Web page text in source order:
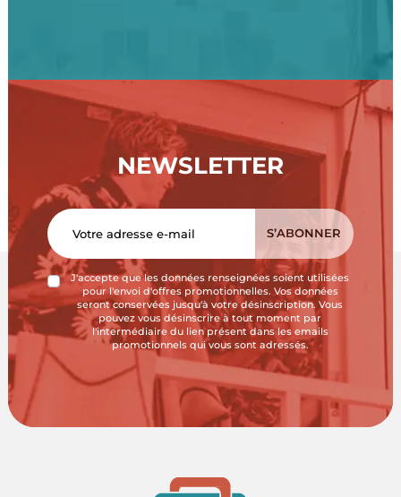
NEWSLETTER
J'accepte que les données renseignées soient utilisées
pour l'envoi d'offres promotionnelles. Vos données
seront conservées jusqu'à votre désinscription. Vous
pouvez vous désinscrire à tout moment par
l'intermédiaire du lien présent dans les emails
promotionnels qui vous sont adressés.